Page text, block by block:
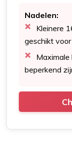
Nadelen:
Kleinere
geschikt
beperkend